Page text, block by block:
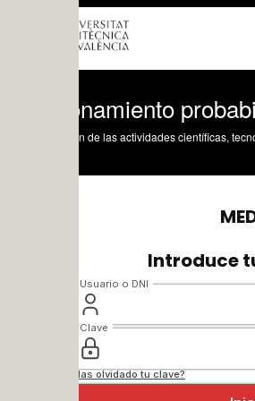
probabilístico
de las actividades científicas, tecnológicas y